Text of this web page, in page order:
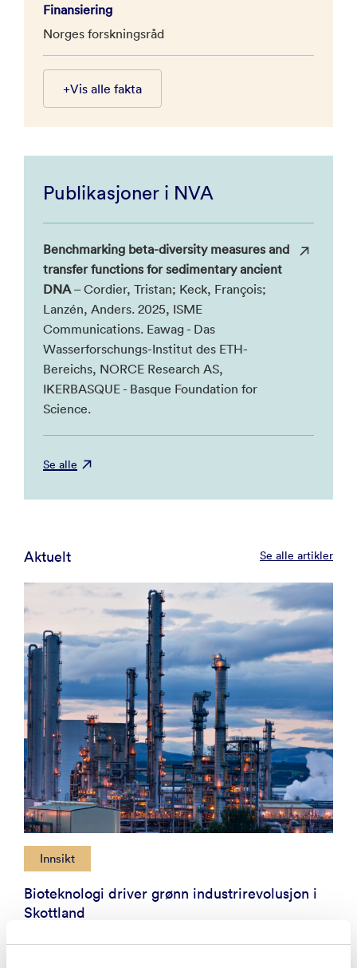
Finansiering
Norges forskningsråd
+Vis alle fakta
Publikasjoner i NVA
Benchmarking beta-diversity measures and
transfer functions for sedimentary ancient
DNA– Cordier, Tristan; Keck, François;
Lanzén, Anders. 2025, ISME
Communications. Eawag - Das
Wasserforschungs-Institut des ETH-
Bereichs, NORCE Research AS,
IKERBASQUE - Basque Foundation for
Science.
Se alle
Aktuelt Se alle artikler
Innsikt
Bioteknologi driver grønn industrirevolusjon i
Skottland